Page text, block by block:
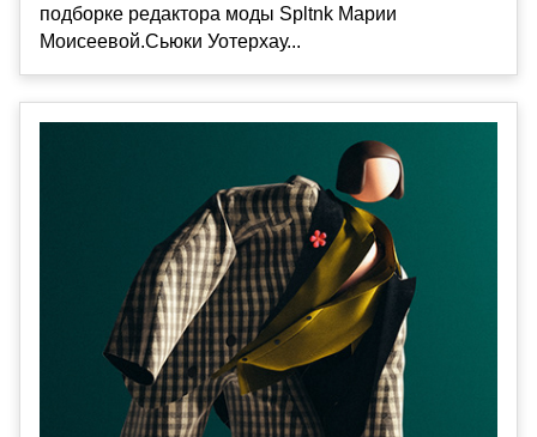
подборке редактора моды Spltnk Марии
Моисеевой.Сьюки Уотерхау...